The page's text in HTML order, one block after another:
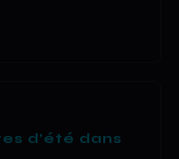
d’été dans